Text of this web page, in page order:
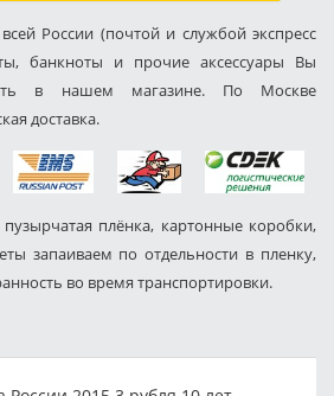
России (почтой и службой экспресс
банкноты и прочие аксессуары Вы
в нашем магазине. По Москве
доставка.
плёнка, картонные коробки,
запаиваем по отдельности в пленку,
во время транспортировки.